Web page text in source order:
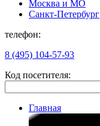
Москва и МО
Санкт-Петербург
телефон:
8 (495) 104-57-93
Код посетителя:
Главная